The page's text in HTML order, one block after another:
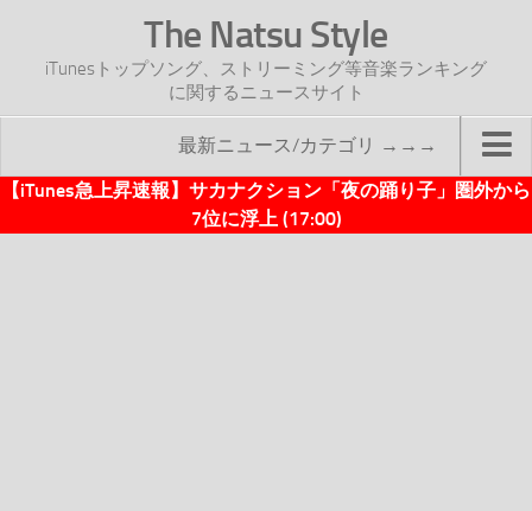
The Natsu Style
iTunesトップソング、ストリーミング等音楽ランキング
に関するニュースサイト
最新ニュース/カテゴリ →→→
TOP
【iTunes急上昇速報】サカナクション「夜の踊り子」圏外から
7位に浮上 (17:00)